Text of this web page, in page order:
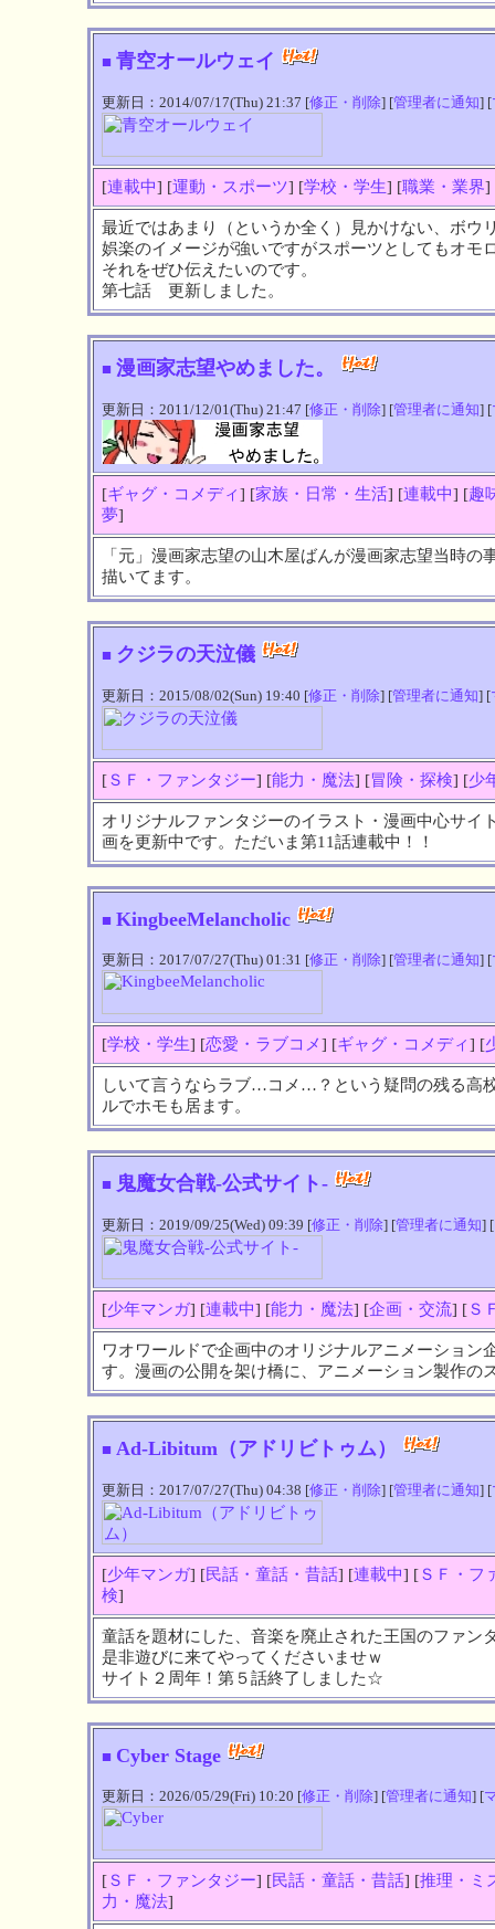
■ 青空オールウェイ
更新日：2014/07/17(Thu) 21:37 [修正・削除] [管理者に通知] [
[連載中] [運動・スポーツ] [学校・学生] [職業・業界]
最近ではあまり（というか全く）見かけない、ボウ
娯楽のイメージが強いですがスポーツとしてもオモ
それをぜひ伝えたいのです。
第七話 更新しました。
■ 漫画家志望やめました。
更新日：2011/12/01(Thu) 21:47 [修正・削除] [管理者に通知] [
[ギャグ・コメディ] [家族・日常・生活] [連載中] [趣
夢]
「元」漫画家志望の山木屋ばんが漫画家志望当時
描いてます。
■ クジラの天泣儀
更新日：2015/08/02(Sun) 19:40 [修正・削除] [管理者に通知] [
[ＳＦ・ファンタジー] [能力・魔法] [冒険・探検] [少
オリジナルファンタジーのイラスト・漫画中心サイ
画を更新中です。ただいま第11話連載中！！
■ KingbeeMelancholic
更新日：2017/07/27(Thu) 01:31 [修正・削除] [管理者に通知] [
[学校・学生] [恋愛・ラブコメ] [ギャグ・コメディ] [
しいて言うならラブ…コメ…？という疑問の残る高
ルでホモも居ます。
■ 鬼魔女合戦-公式サイト-
更新日：2019/09/25(Wed) 09:39 [修正・削除] [管理者に通知] [
[少年マンガ] [連載中] [能力・魔法] [企画・交流] [Ｓ
ワオワールドで企画中のオリジナルアニメーション
す。漫画の公開を架け橋に、アニメーション製作の
■ Ad-Libitum（アドリビトゥム）
更新日：2017/07/27(Thu) 04:38 [修正・削除] [管理者に通知] [
[少年マンガ] [民話・童話・昔話] [連載中] [ＳＦ・フ
検]
童話を題材にした、音楽を廃止された王国のファン
是非遊びに来てやってくださいませｗ
サイト２周年！第５話終了しました☆
■ Cyber Stage
更新日：2026/05/29(Fri) 10:20 [修正・削除] [管理者に通知] [
[ＳＦ・ファンタジー] [民話・童話・昔話] [推理・ミ
力・魔法]